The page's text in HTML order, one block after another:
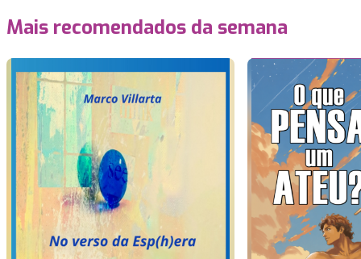
Mais recomendados da semana